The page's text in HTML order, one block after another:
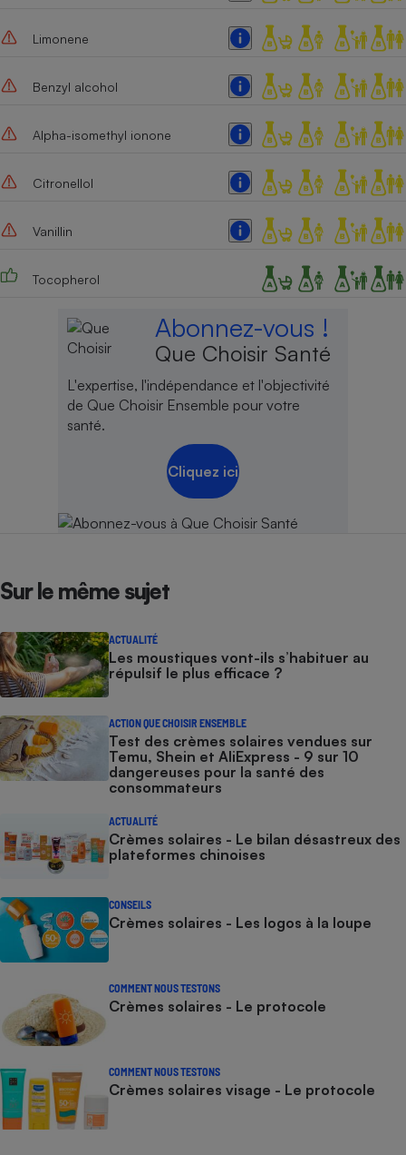
Limonene
Benzyl alcohol
Alpha-isomethyl ionone
Citronellol
Vanillin
Tocopherol
Abonnez-vous !
Que Choisir Santé
L'expertise, l'indépendance et l'objectivité
de Que Choisir Ensemble pour votre
santé.
Cliquez ici
Sur le même sujet
ACTUALITÉ
Les moustiques vont-ils s’habituer au
répulsif le plus efficace ?
ACTION QUE CHOISIR ENSEMBLE
Test des crèmes solaires vendues sur
Temu, Shein et AliExpress - 9 sur 10
dangereuses pour la santé des
consommateurs
ACTUALITÉ
Crèmes solaires - Le bilan désastreux des
plateformes chinoises
CONSEILS
Crèmes solaires - Les logos à la loupe
COMMENT NOUS TESTONS
Crèmes solaires - Le protocole
COMMENT NOUS TESTONS
Crèmes solaires visage - Le protocole